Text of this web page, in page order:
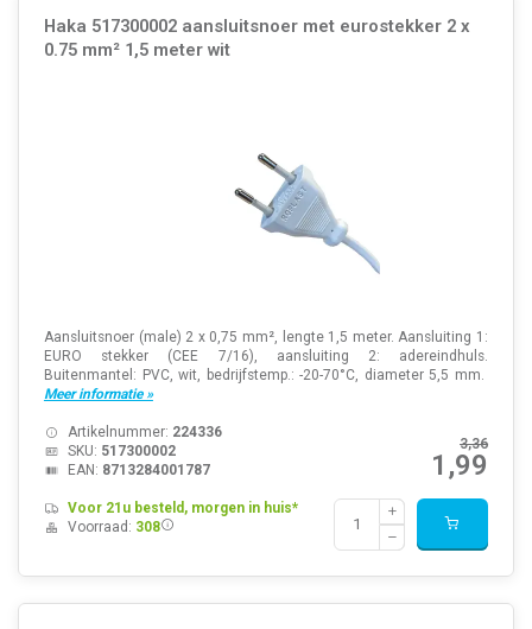
Haka 517300002 aansluitsnoer met eurostekker 2 x
0.75 mm² 1,5 meter wit
Aansluitsnoer (male) 2 x 0,75 mm², lengte 1,5 meter. Aansluiting 1:
EURO stekker (CEE 7/16), aansluiting 2: adereindhuls.
Buitenmantel: PVC, wit, bedrijfstemp.: -20-70°C, diameter 5,5 mm.
Meer informatie »
3,36
1,99
Artikelnummer: 224336
SKU: 517300002
EAN: 8713284001787
Voor 21u besteld, morgen in huis*
Voorraad: 308